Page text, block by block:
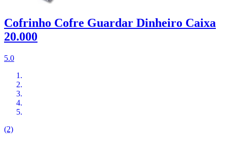
Cofrinho Cofre Guardar Dinheiro Caixa
20.000
5.0
(2)